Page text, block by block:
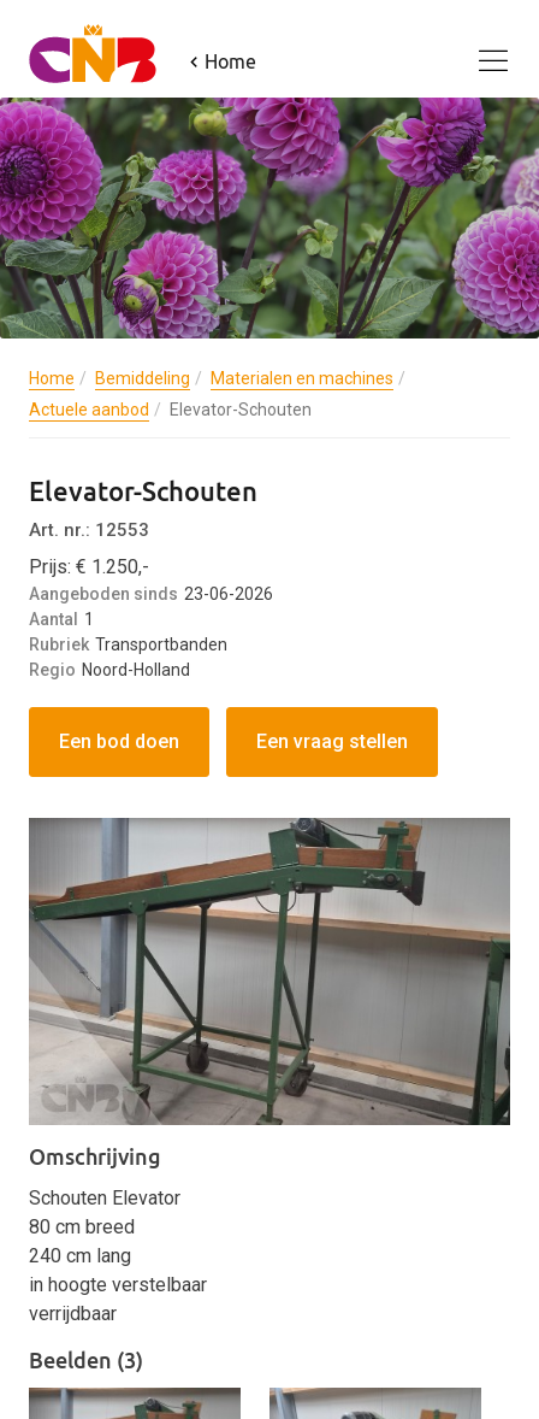
Home
Home Bemiddeling
Materialen en machines
Actuele aanbod
Elevator-Schouten
Elevator-Schouten
Art. nr.: 12553
Prijs: € 1.250,-
Aangeboden sinds 23-06-2026
Aantal
1
Rubriek Transportbanden
Regio Noord-Holland
Een bod doen Een vraag stellen
Omschrijving
Schouten Elevator
80 cm breed
240 cm lang
in hoogte verstelbaar
verrijdbaar
Beelden (3)